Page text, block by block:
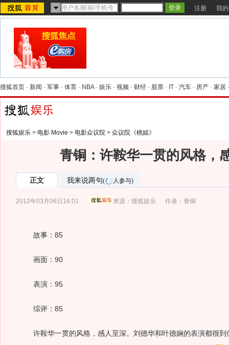
注册 我
搜狐首页 - 新闻 - 军事 - 体育 - NBA- 娱乐 - 视频 - 财经 - 股票 - IT - 汽车 - 房产 - 家居
搜狐娱乐 > 电影 Movie > 电影众议院 > 众议院《桃姐》
青铜：许鞍华一贯的风格，
正文 我来说两句( 人参与)
2012年03月06日16:01 来源：搜狐娱乐 作者：青铜
故事：85
画面：90
表演：95
综评：85
许鞍华一贯的风格，感人至深。刘德华和叶德娴的表演都很到